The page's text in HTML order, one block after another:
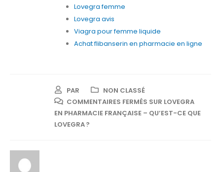
Lovegra femme
Lovegra avis
Viagra pour femme liquide
Achat flibanserin en pharmacie en ligne
PAR
NON CLASSÉ
COMMENTAIRES FERMÉS SUR LOVEGRA
EN PHARMACIE FRANÇAISE – QU’EST-CE QUE
LOVEGRA ?